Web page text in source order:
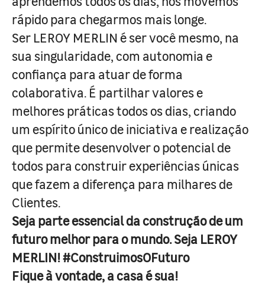
rápido para chegarmos mais longe.
Ser LEROY MERLIN é ser você mesmo, na
sua singularidade, com autonomia e
confiança para atuar de forma
colaborativa. É partilhar valores e
melhores práticas todos os dias, criando
um espírito único de iniciativa e realização
que permite desenvolver o potencial de
todos para construir experiências únicas
que fazem a diferença para milhares de
Clientes.
Seja parte essencial da construção de um
futuro melhor para o mundo. Seja LEROY
MERLIN! #ConstruimosOFuturo
Fique à vontade, a casa é sua!